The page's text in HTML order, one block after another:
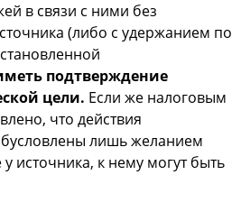
в связи с ними без
(либо с удержанием по
подтверждение
цели. Если же налоговым
что действия
лишь желанием
источника, к нему могут быть